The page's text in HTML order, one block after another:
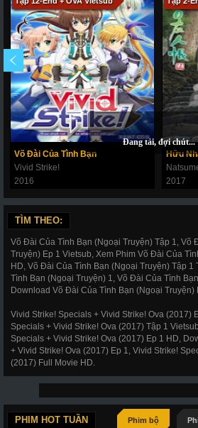
Võ Đài Của Tình Bạn
Vivid Strike!
2016
2017
TÌM THEO:
Võ Đài Của Tình Bạn (Ngoại Truyện) Tập 1, Võ
Truyện) Ep 1 Vietsub, Xem Phim Võ Đài Của
HD, Võ Đài Của Tình Bạn (Ngoại Truyện) Tập
Tình Bạn (Ngoại Truyện) 1, Võ Đài Của Tình
Download Võ Đài Của Tình Bạn (Ngoại Truyện)
Vivid Strike! Specials + Vivid Strike! Ova (2017)
Specials + Vivid Strike! Ova (2017) Tập 1
Specials + Vivid Strike! Ova (2017) Ep 1 HD,
+ Vivid Strike! Ova (2017) Ep 1, Vivid Strike!
(2017) Full Movie HD.
PHIM HOT TUẦN Phim bộ